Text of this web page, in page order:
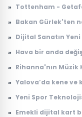
» Tottenham -
» Bakan Gürlek'ten
» Dijital Sanatın
» Hava bir anda
» Rihanna'nın Müzik
» Yalova’da kene
» Yeni Spor
» Emekli dijital kart